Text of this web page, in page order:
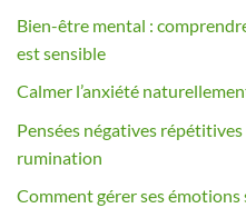
Bien-être mental :
est sensible
Calmer l’anxiété
Pensées négatives
rumination
Comment gérer ses émotions